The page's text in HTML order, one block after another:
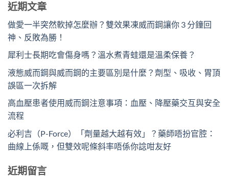
近期文章
做愛一半突然軟掉怎麼辦？雙效果凍威而鋼讓你 3 分鐘回
神、反敗為勝！
犀利士長期吃會傷身嗎？溫水煮青蛙還是溫柔保養？
液態威而鋼與威而鋼的主要區別是什麼？劑型、吸收、胃頂
誤區一次拆解
高血壓患者使用威而鋼注意事項：血壓、降壓藥交互與安全
流程
必利吉（P-Force）「劑量越大越有效」？藥師唔扮官腔：
曲線上係嘅，但雙效呢條斜率唔係你諗咁友好
近期留言